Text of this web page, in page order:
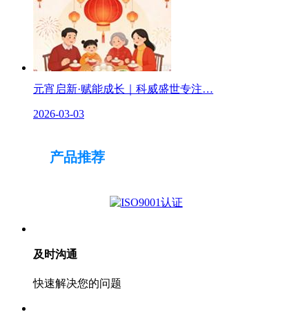
元宵启新·赋能成长｜科威盛世专注…
2026-03-03
产品推荐
及时沟通
快速解决您的问题